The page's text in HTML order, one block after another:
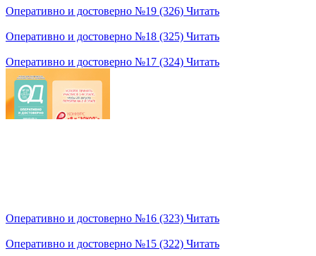
Оперативно и достоверно №19 (326) Читать
Оперативно и достоверно №18 (325) Читать
Оперативно и достоверно №17 (324) Читать
Оперативно и достоверно №16 (323) Читать
Оперативно и достоверно №15 (322) Читать